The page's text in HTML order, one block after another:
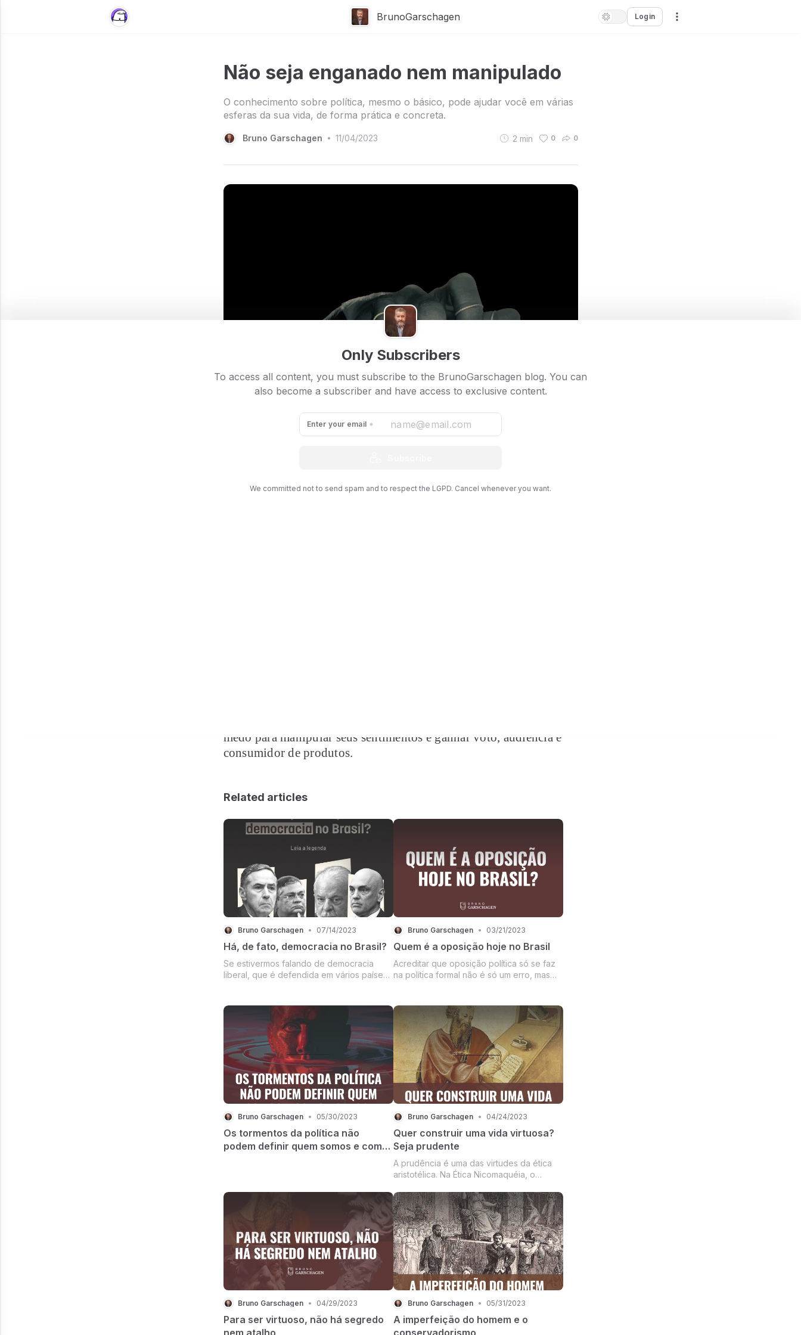
BrunoGarschagen Login
Não seja enganado nem manipulado
O conhecimento sobre política, mesmo o básico, pode ajudar você em várias
esferas da sua vida, de forma prática e concreta.
Bruno Garschagen • 11/04/2023 2 min 0 0
medo para manipular seus sentimentos e ganhar voto, audiência e
consumidor de produtos.
Only Subscribers
To access all content, you must subscribe to the BrunoGarschagen blog. You can
also become a subscriber and have access to exclusive content.
Enter your email
We committed not to send spam and to respect the LGPD. Cancel whenever you want.
Related articles
Bruno Garschagen • 07/14/2023
Há, de fato, democracia no Brasil?
Se estivermos falando de democracia
liberal, que é defendida em vários países
Bruno Garschagen • 03/21/2023
Quem é a oposição hoje no Brasil
Acreditar que oposição política só se faz
na política formal não é só um erro, mas
responsabilidade para os políticos.
Bruno Garschagen • 05/30/2023
Os tormentos da política não
podem definir quem somos e como
Bruno Garschagen • 04/24/2023
Quer construir uma vida virtuosa?
Seja prudente
A prudência é uma das virtudes da ética
aristotélica. Na Ética Nicomaquéia, o
prudência como uma das virtudes morais
mais importantes, responsável por orientar
a ação correta em situações práticas e
conc...
Bruno Garschagen • 04/29/2023
Para ser virtuoso, não há segredo
nem atalho
Bruno Garschagen • 05/31/2023
A imperfeição do homem e o
conservadorismo